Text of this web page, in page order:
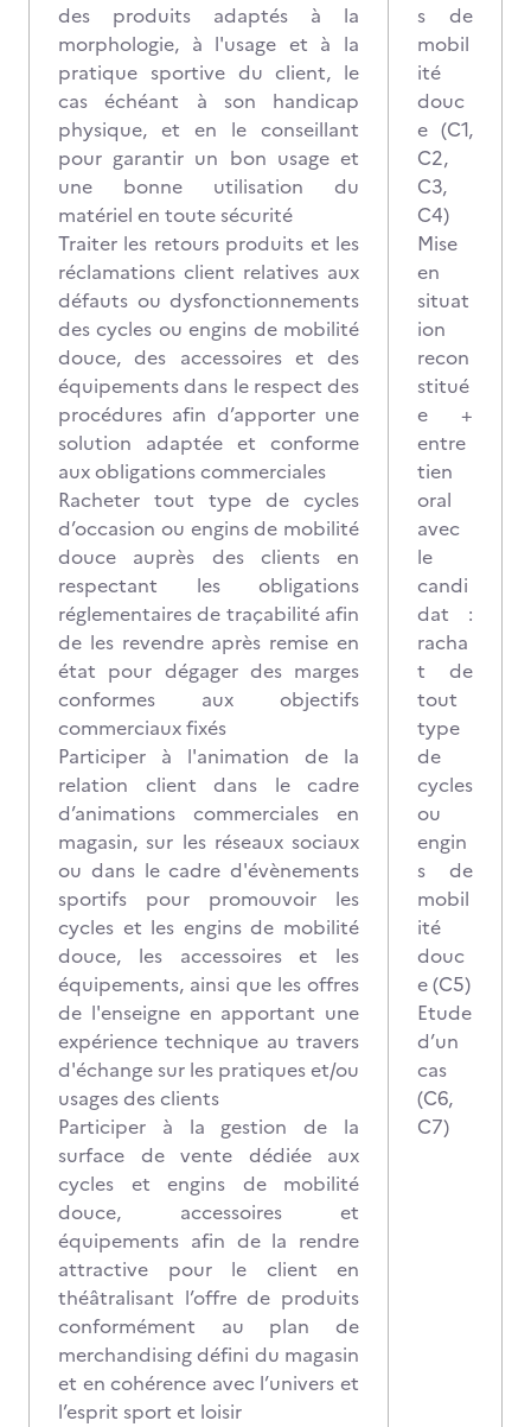
des produits adaptés à la
morphologie, à l'usage et à la
pratique sportive du client, le
cas échéant à son handicap
physique, et en le conseillant
pour garantir un bon usage et
une bonne utilisation du
matériel en toute sécurité
Traiter les retours produits et les
réclamations client relatives aux
défauts ou dysfonctionnements
des cycles ou engins de mobilité
douce, des accessoires et des
équipements dans le respect des
procédures afin d’apporter une
solution adaptée et conforme
aux obligations commerciales
Racheter tout type de cycles
d’occasion ou engins de mobilité
douce auprès des clients en
respectant les obligations
réglementaires de traçabilité afin
de les revendre après remise en
état pour dégager des marges
conformes aux objectifs
commerciaux fixés
Participer à l'animation de la
relation client dans le cadre
d’animations commerciales en
magasin, sur les réseaux sociaux
ou dans le cadre d'évènements
sportifs pour promouvoir les
cycles et les engins de mobilité
douce, les accessoires et les
équipements, ainsi que les offres
de l'enseigne en apportant une
expérience technique au travers
d'échange sur les pratiques et/ou
usages des clients
Participer à la gestion de la
surface de vente dédiée aux
cycles et engins de mobilité
douce, accessoires et
équipements afin de la rendre
attractive pour le client en
théâtralisant l’offre de produits
conformément au plan de
merchandising défini du magasin
et en cohérence avec l’univers et
l’esprit sport et loisir
s de
mobil
ité
douc
e (C1,
C2,
C3,
C4)
Mise
en
situat
ion
recon
stitué
e +
entre
tien
oral
avec
le
candi
dat :
racha
t de
tout
type
de
cycles
ou
engin
s de
mobil
ité
douc
e (C5)
Etude
d’un
cas
(C6,
C7)